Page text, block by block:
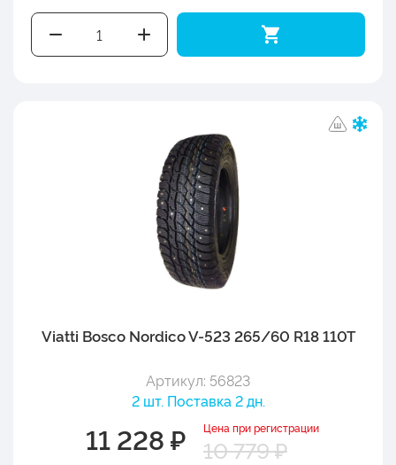
Viatti Bosco Nordico V-523 265/60 R18 110T
Артикул: 56823
2 шт. Поставка 2 дн.
11 228 ₽ Цена при регистрации
10 779 ₽